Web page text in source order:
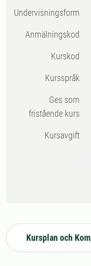
Undervisningsform
Anmälningskod
Kurskod
Kursspråk
Ges som
fristående kurs
Kursavgift
Kursplan och